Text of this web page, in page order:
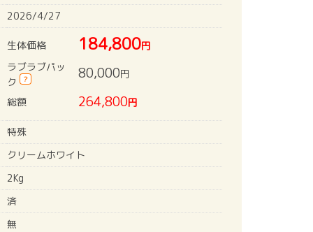
2026/4/27
生体価格 184,800円
ラブラブパッ
ク
? 80,000円
総額 264,800円
特殊
クリームホワイト
2Kg
済
無